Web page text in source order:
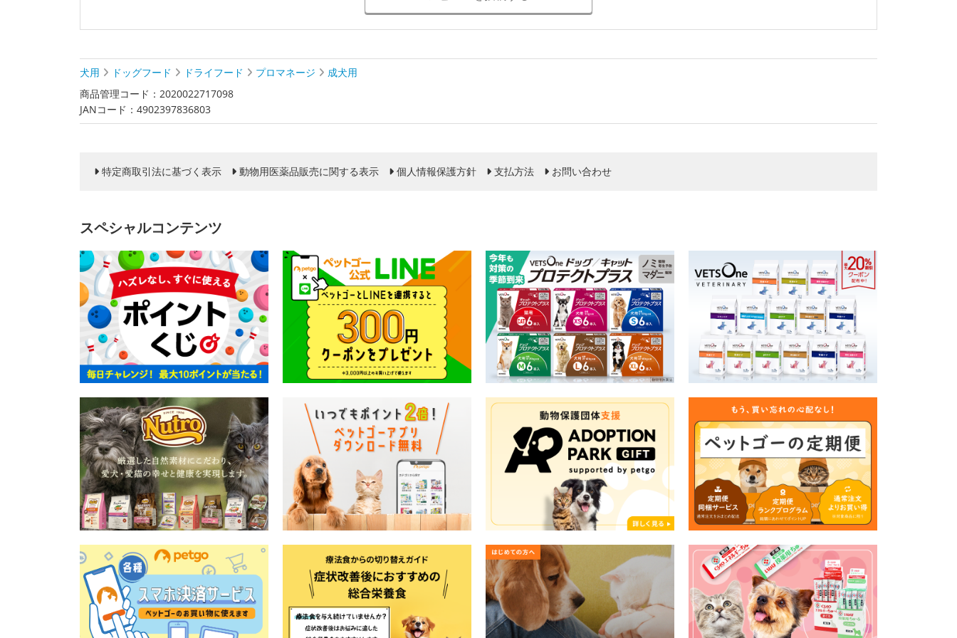
犬用 ドッグフード ドライフード プロマネージ
成犬用
商品管理コード：2020022717098
JANコード：4902397836803
特定商取引法に基づく表示 動物用医薬品販売に関する表示 個人情報保護方針 支払方法 お問い合わせ
スペシャルコンテンツ